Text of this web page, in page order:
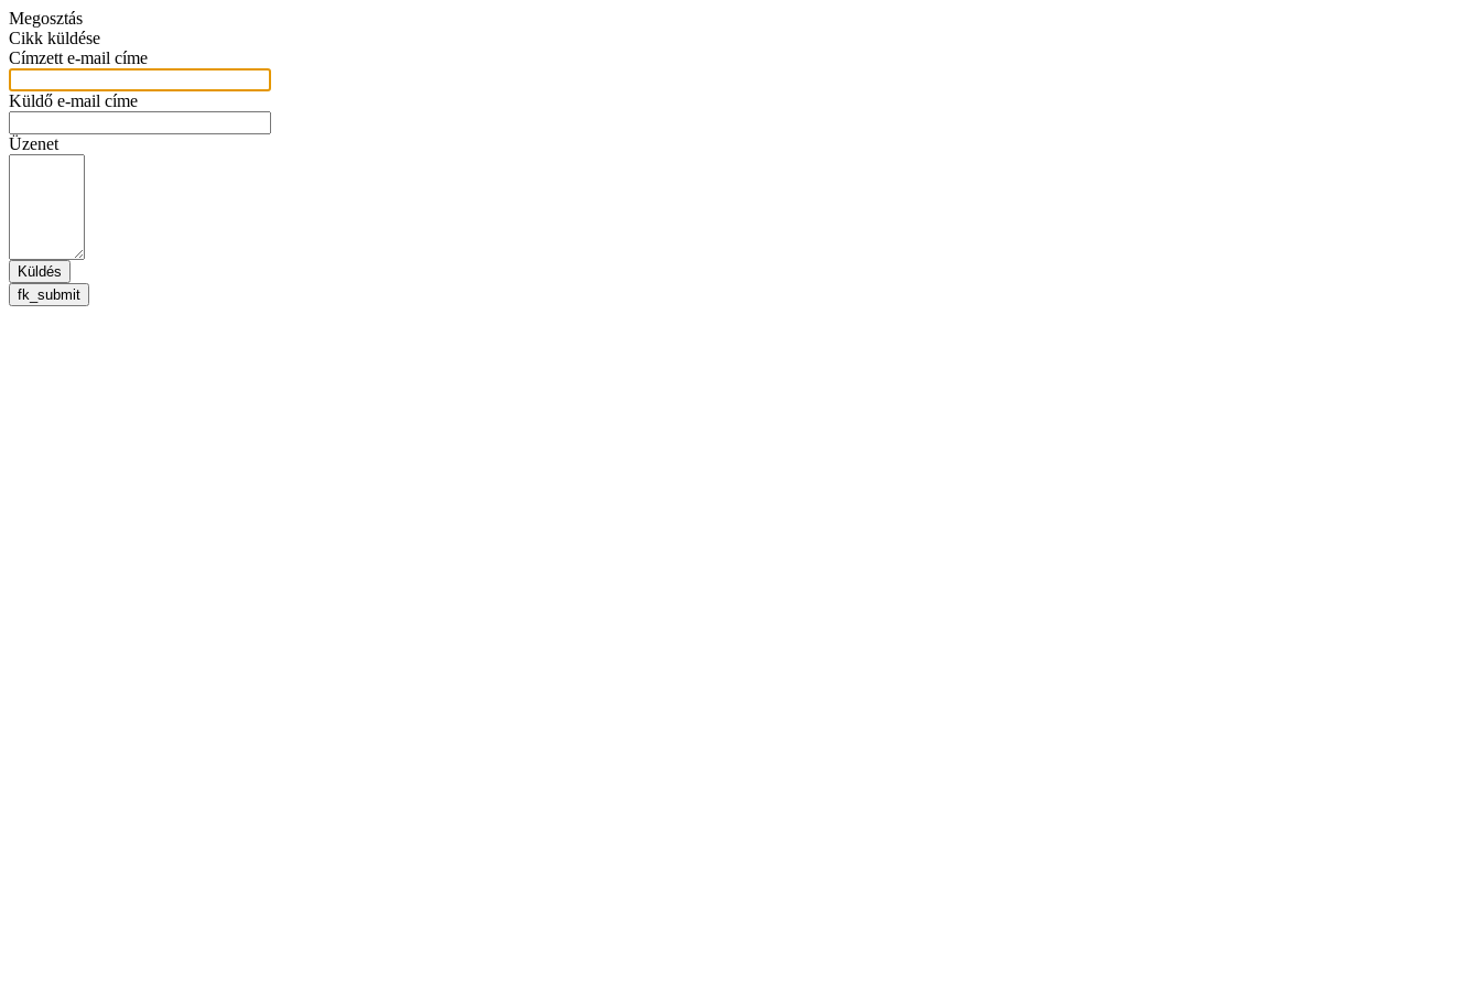
Megosztás
Cikk küldése
Címzett e-mail címe
Küldő e-mail címe
Üzenet